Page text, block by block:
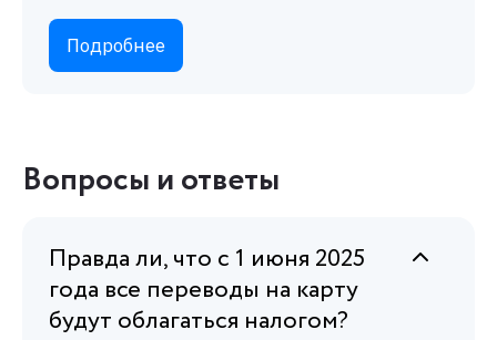
Подробнее
Вопросы и ответы
Правда ли, что с 1 июня 2025
года все переводы на карту
будут облагаться налогом?